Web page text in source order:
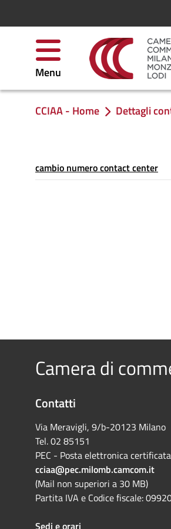
Menu
Ti trovi in:
CCIAA - Home Dettagli
cambio numero contact center
Camera di
Contatti
Via Meravigli, 9/b-20123 Milano
Tel. 02 85151
PEC - Posta elettronica certificata
cciaa@pec.milomb.camcom.it
(Mail non superiori a 30 MB)
Partita IVA e Codice fiscale:
Sedi e orari